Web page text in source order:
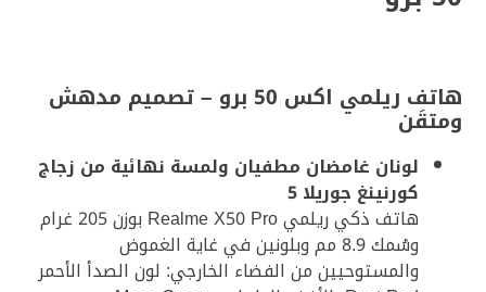
هاتف ريلمي اكس 50 برو – تصميم مدهش
ومتقَن
لونان غامضان مطفيان ولمسة نهائية من زجاج
كورنينغ جوريلا 5
هاتف ذكي ريلمي Realme X50 Pro بوزن 205 غرام
وسُمك 8.9 مم وبلونين في غاية الغموض
والمستوحيين من الفضاء الخارجي: لون الصدأ الأحمر